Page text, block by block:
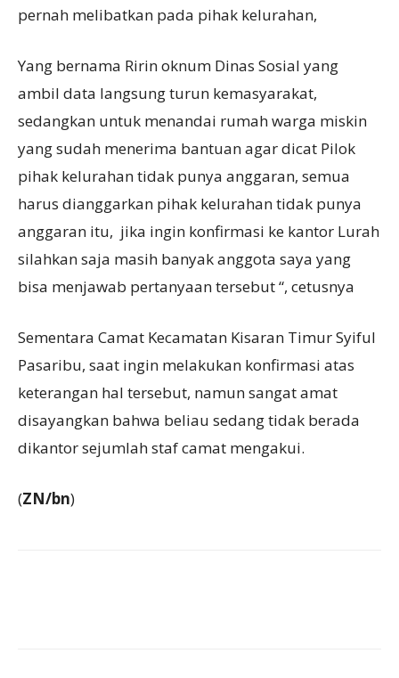
pernah melibatkan pada pihak kelurahan,
Yang bernama Ririn oknum Dinas Sosial yang
ambil data langsung turun kemasyarakat,
sedangkan untuk menandai rumah warga miskin
yang sudah menerima bantuan agar dicat Pilok
pihak kelurahan tidak punya anggaran, semua
harus dianggarkan pihak kelurahan tidak punya
anggaran itu, jika ingin konfirmasi ke kantor Lurah
silahkan saja masih banyak anggota saya yang
bisa menjawab pertanyaan tersebut “, cetusnya
Sementara Camat Kecamatan Kisaran Timur Syiful
Pasaribu, saat ingin melakukan konfirmasi atas
keterangan hal tersebut, namun sangat amat
disayangkan bahwa beliau sedang tidak berada
dikantor sejumlah staf camat mengakui.
(ZN/bn)